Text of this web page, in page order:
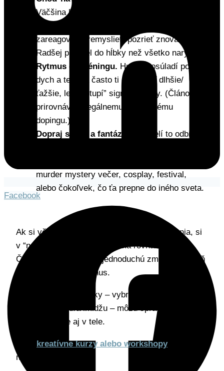
Facebook
Väčšina ľudí venuje dielu len pár sekúnd.
zareagovať, premyslieť, pozrieť znova.
Radšej pár diel do hĺbky než všetko narýchlo.
Rytmus do tréningu. Hudba zosúladí pohyb,
dych a tep – a často ti dovolí ísť dlhšie/
ťažšie, lebo “otupí” signály únavy. (Článok to
prirovnáva k legálnemu výkonovému
dopingu.)
Dopraj si hru a fantáziu.
Dospelí to odbijú
murder mystery večer, cosplay, festival,
alebo čokoľvek, čo ťa prepne do iného sveta.
Ak si včera nedal ani minútu aktívneho umenia, si
v “norme” – väčšina ľudí to má rovnako.
Článok však odporúča jednoduchú zmenu: prestaň
brať tvorivosť ako bonus.
Malé, pravidelné dávky – vybrané podľa miery
radosti, nie podľa imidžu – môžu spraviť citeľný
rozdiel v hlave aj v tele.
kreatívne kurzy alebo workshopys tým
môžu pomôcť.